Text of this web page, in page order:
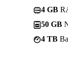
4 GB
50 GB
4 TB